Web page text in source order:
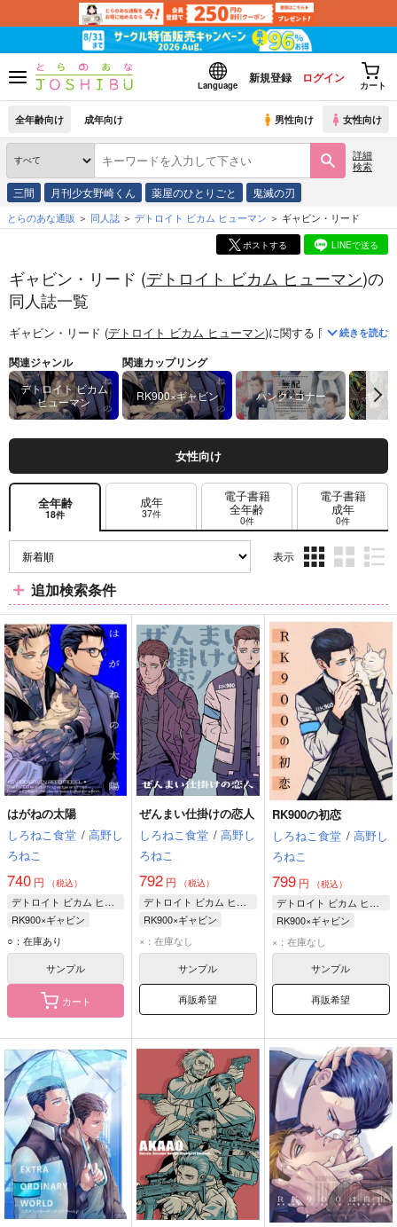
Language
新規登録 ログイン
カート
全年齢向け 成年向け 男性向け 女性向け
詳細
検索
三間 月刊少女野崎くん 薬屋のひとりごと 鬼滅の刃
とらのあな通販 同人誌 デトロイト ビカム ヒューマン ギャビン・リード
ポストする LINEで送る
ギャビン・リード (デトロイト ビカム ヒューマン)の
同人誌一覧
ギャビン・リード (デトロイト ビカム ヒューマン)に関する 同人誌は、18
続きを読む
関連ジャンル
デトロイト ビカム
ヒューマン
関連カップリング
RK900×ギャビン ハンク×コナー ギャ
女性向け
全年齢
18件
成年
37件
電子書籍
全年齢
0件
電子書籍
成年
0件
表示
ム
表
示
ム
表
示
ム
表
追加検索条件
はがねの太陽
しろねこ食堂 / 高野し
ろねこ
740 円 （税込）
デトロイト ビカム ヒューマン
RK900×ギャビン
RK900
ギャビン・リード
○：在庫あり
サンプル
カート
ぜんまい仕掛けの恋人
しろねこ食堂 / 高野し
ろねこ
792 円 （税込）
デトロイト ビカム ヒューマン
RK900×ギャビン
RK900
ギャビン・リード
×：在庫なし
サンプル
再販希望
RK900の初恋
しろねこ食堂 / 高野し
ろねこ
799円 （税込）
デトロイト ビカム ヒューマン
RK900×ギャビン
ギャビン・リード
RK900
×：在庫なし
サンプル
再販希望